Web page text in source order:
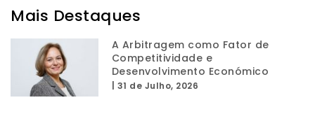
Mais Destaques
A Arbitragem como Fator de
Competitividade e
Desenvolvimento Económico
31 de Julho, 2026